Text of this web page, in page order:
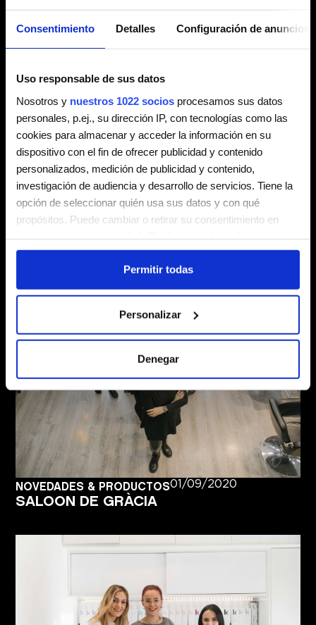
Consentimiento Detalles Configuración de anuncios
Uso responsable de sus datos
Nosotros y nuestros 1022 socios procesamos sus datos
personales, p.ej., su dirección IP, con tecnologías como las
cookies para almacenar y acceder la información en su
dispositivo con el fin de ofrecer publicidad y contenido
personalizados, medición de publicidad y contenido,
investigación de audiencia y desarrollo de servicios. Tiene la
opción de seleccionar quién usa sus datos y con qué
propósitos. Puede cambiar o retirar su consentimiento en
clicando en el Menú de consentimiento.
Si lo permite, también quisiéramos:
que puede tener una precisión de varios metros
Identificar su dispositivo analizándolo activamente
para buscar características específicas (huellas
Obtenga más información sobre cómo se procesan sus
datos personales y establezca sus preferencias en la
sección de datos
. Puede cambiar o retirar su consentimiento
en cualquier momento en la Declaración de cookies.
Las cookies de este sitio web se usan para personalizar el
contenido y los anuncios, ofrecer funciones de redes sociales
sociales, publicidad y análisis web, quienes pueden
sus servicios.
Permitir todas
Personalizar
Denegar
EDNA FERREIRA
NOVEDADES & PRODUCTOS01/09/2020
L’ATELIER ESTILISTES
NOVEDADES & PRODUCTOS01/09/2020
SALOON DE GRÀCIA